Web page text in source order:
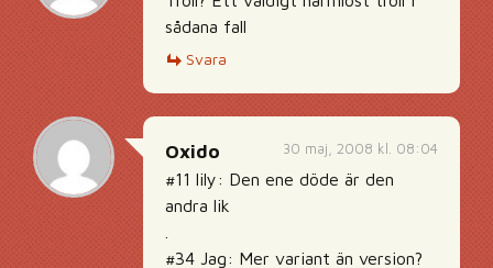
sådana fall
Svara
30 maj, 2008 kl. 08:04
Oxido
#11 lily: Den ene döde är den
andra lik
#34 Jag: Mer variant än version?